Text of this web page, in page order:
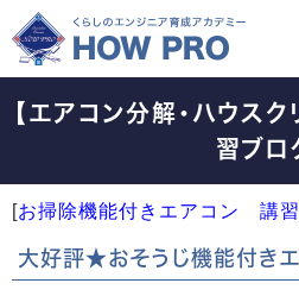
【エアコン分解・ハウス
習ブロ
[お掃除機能付きエアコン 講習
大好評★おそうじ機能付きエ